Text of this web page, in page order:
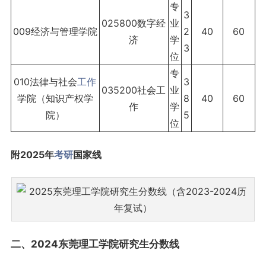
009经济与管理学院
025800数字经
济
专
业
学
位
3
2
3
40 60
010法律与社会工作
学院（知识产权学
院）
035200社会工
作
专
业
学
位
3
8
5
40 60
附2025年考研国家线
二、2024东莞理工学院研究生分数线